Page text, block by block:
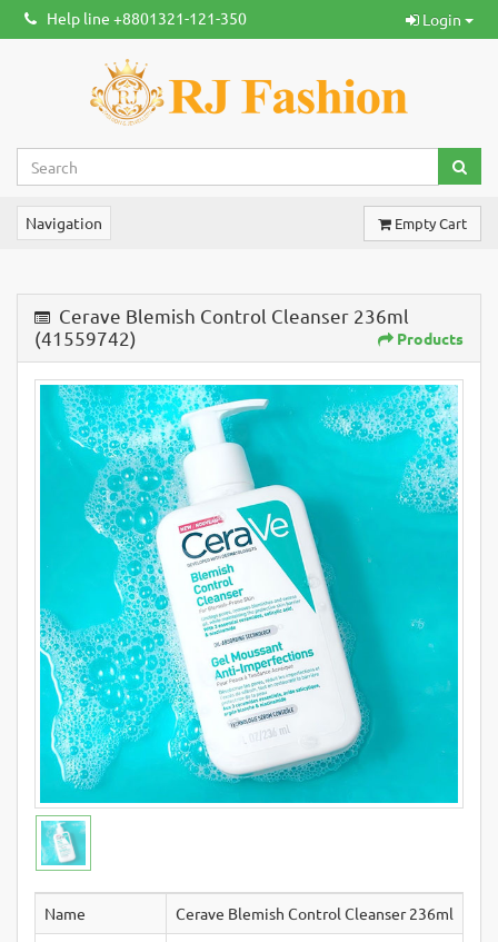
Help line +8801321-121-350 Login
Navigation Empty Cart
Cerave Blemish Control Cleanser 236ml
(41559742)
Products
Name
Cerave Blemish Control Cleanser 236ml